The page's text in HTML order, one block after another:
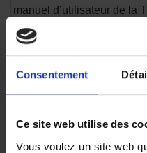
Consentement
Ce site web utilise des
Vous voulez un site web
manuel d’utilisateur de la
Effectuer le changement
chaud (mais non brûlant).
centre agréé.
Ce kit est idéal pour les
Yamaha Tricity 300.